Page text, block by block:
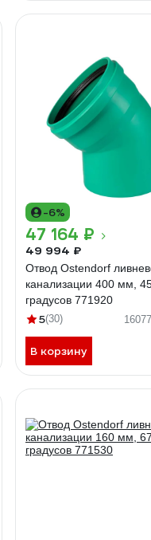
-6%
47 164 ₽
49 994 ₽
Отвод Ostendorf
канализации 400 мм,
градусов 771920
5(30)
В корзину